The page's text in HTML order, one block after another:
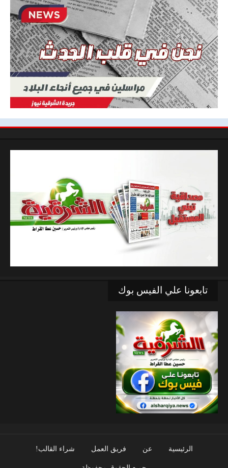
تابعونا علي الفيس بوك
الرئيسية عن فريق العمل شراء القالب!